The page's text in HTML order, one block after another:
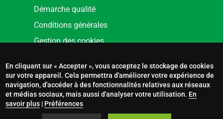
Démarche qualité
Conditions générales
Gestion des cookies
En cliquant sur « Accepter », vous acceptez le stockage de cookies
sur votre appareil. Cela permettra d'améliorer votre expérience de
navigation, d'accéder à des fonctionnalités relatives aux réseaux
et médias sociaux, mais aussi d'analyser votre utilisation. En
savoir plus | Préférences